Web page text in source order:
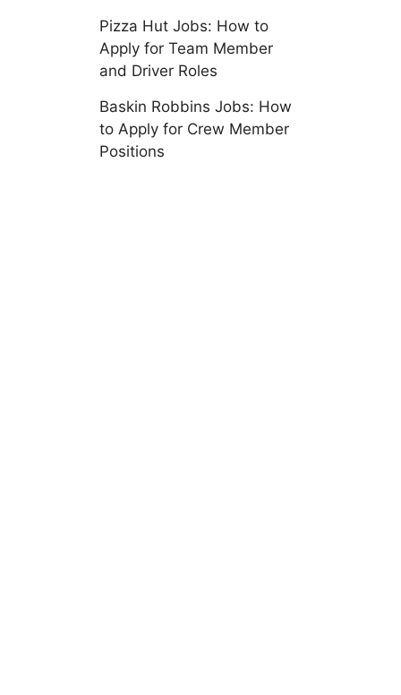
Pizza Hut Jobs: How to
Apply for Team Member
and Driver Roles
Baskin Robbins Jobs: How
to Apply for Crew Member
Positions